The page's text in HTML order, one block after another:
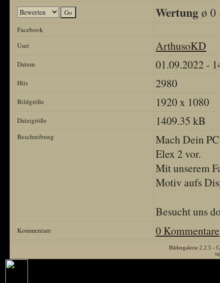
Wertungø 0
Facebook
User
ArthusoKD
Datum 01.09.2022 -
Hits 2980
Bildgröße 1920 x 1080
Dateigröße 1409.35 kB
Beschreibung
Mach Dein
Elex 2 vor.
Mit unserem
Motiv aufs
Besucht uns
Kommentare 0 Kommentare
Bildergalerie 2.2.5 -